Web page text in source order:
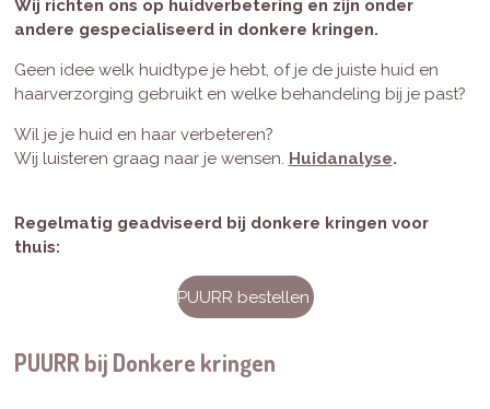
Wij richten ons op huidverbetering en zijn onder
andere gespecialiseerd in donkere kringen.
Geen idee welk huidtype je hebt, of je de juiste huid en
haarverzorging gebruikt en welke behandeling bij je past?
Wil je je huid en haar verbeteren?
Wij luisteren graag naar je wensen. Huidanalyse.
Regelmatig geadviseerd bij donkere kringen voor
thuis:
PUURR bestellen
PUURR bij Donkere kringen